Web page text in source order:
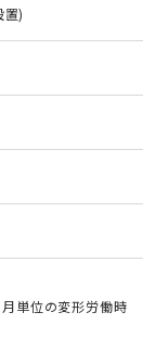
置)
単位の変形労働時